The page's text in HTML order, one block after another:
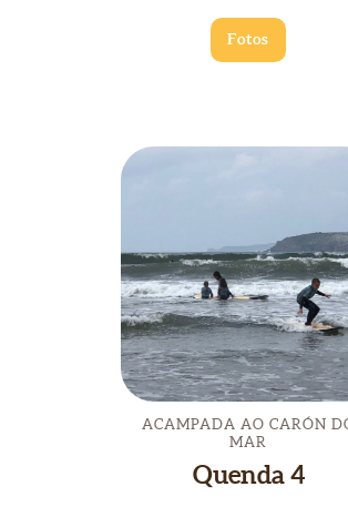
Fotos
ACAMPADA AO CARÓN
MAR
Quenda 4